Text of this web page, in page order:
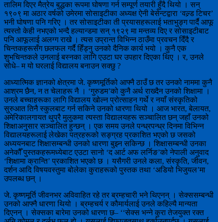
तालिम दिएर मैत्रेय बुद्धका रूपमा घोषणा गर्न सम्पूर्ण तयारी हुँदै थियो । सन्
१९०९ मा अठार वर्षको उमेरमा सोसाइटीका अध्यक्ष ऐनी बेसेन्टद्वारा ‘वल्र्ड टिचर’
भनी घोषणा पनि गरिए । तर सोसाइटीका ती प्रयासहरूलाई भताभुङ्ग पार्दै आफू
त्यस्तो केही नभएको भन्दै हल्यान्डमा सन् १९२९ मा मन्तव्य दिए र सोसाइटीबाट
पनि आफूलाई अलग्ग राखे । त्यस उप्रान्त विभिन्न ठाउँमा प्रवचन दिँदै र
चिन्तकहरूसँग छलफल गर्दै हिँड्नु उनको दैनिक कार्य भयो । कुनै एक
शुभचिन्तकले उनलाई बस्नका लागि एउटा घर उपहार दिएका थिए । र, उनले
सोधे– म यो घरलाई विद्यालय बनाउन सक्छु ?
आध्यात्मिक ज्ञानको क्षेत्रमा जे. कृष्णमूर्तिको आफ्नै ठाउँ छ तर उनको नाममा कुनै
आश्रम छैन, न त चेलाहरू नै । ‘गुरुडम’को कुनै अर्थ राख्दैन उनको शिक्षामा ।
उनले बच्चाहरूका लागि विद्यालय खोल्न प्रोत्साहन गर्थे र नयाँ संस्कृतिको
सुरुआत तिनै स्कुलबाट गर्न सकिने उनको धारणा थियो । आज भारत, बेलायत,
अमेरिकालगायत थुप्रै मुलुकमा त्यस्ता विद्यालयहरू सञ्चालित छन् जहाँ उनको
शिक्षाअनुसार सञ्चालित हुन्छन् । एक समय उनले पन्ध्रपन्ध्र दिनमा विभिन्न
विद्यालयहरूलाई लेखेका पत्रहरूको सङ्ग्रह प्रकाशित भएको छ जसको
अध्ययनबाट शिक्षासम्बन्धी उनको धारणा बुझ्न सकिन्छ । शिक्षासम्बन्धी उनका
अनेकौँ पुस्तकहरूमध्येबाट एउटा सानो ‘द आर्ट अफ लर्निङ’को नेपाली अनुवाद
‘शिक्षामा क्रान्ति’ प्रकाशित भएको छ । यसैगरी उनले कला, संस्कृति, जीवन,
दर्शन आदि विषयवस्तुमा बोलेका कुराहरूको पुस्तक तथा ‘अडियो भिजुयल’मा
उपलब्ध छन् ।
जे. कृष्णमूर्ति जीवनभर अविवाहित रहे तर ब्रम्हचारी भने थिएनन् । सेक्ससम्बन्धी
उनको आफ्नै धारणा थियो । ब्रम्हचर्य र कौमार्यलाई उनले कहिल्यै मान्यता
दिएनन् । सेक्सका बारेमा उनको धारणा छ– ‘‘सेक्स भन्ने कुरा तेजयुक्त रक्त